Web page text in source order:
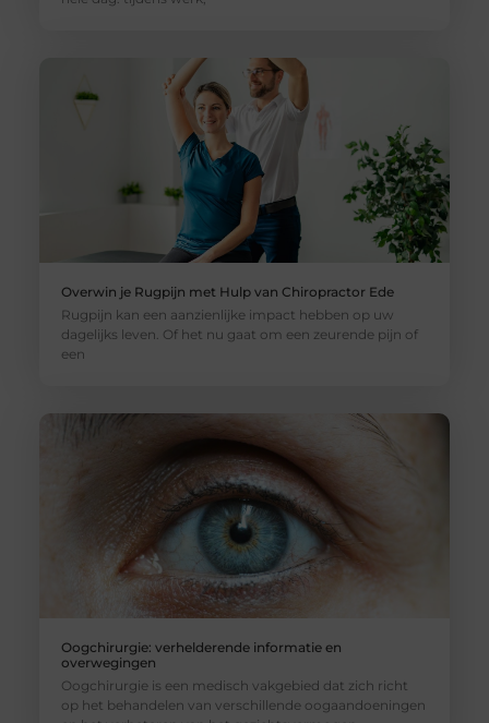
Overwin je Rugpijn met Hulp van Chiropractor Ede
Rugpijn kan een aanzienlijke impact hebben op uw
dagelijks leven. Of het nu gaat om een zeurende pijn of
een
Oogchirurgie: verhelderende informatie en
overwegingen
Oogchirurgie is een medisch vakgebied dat zich richt
op het behandelen van verschillende oogaandoeningen